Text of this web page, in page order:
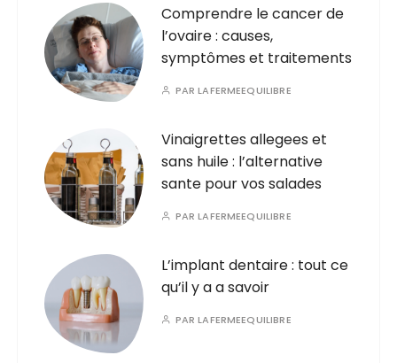
Comprendre le cancer de
l’ovaire : causes,
symptômes et traitements
PARLAFERMEEQUILIBRE
Vinaigrettes allegees et
sans huile : l’alternative
sante pour vos salades
PARLAFERMEEQUILIBRE
L’implant dentaire : tout ce
qu’il y a a savoir
PARLAFERMEEQUILIBRE